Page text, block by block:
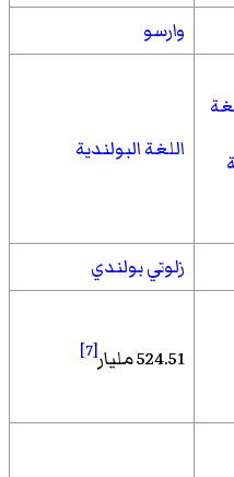
وارسو
اللغة البولندية
زلوتي بولندي
524.51 مليار [7]